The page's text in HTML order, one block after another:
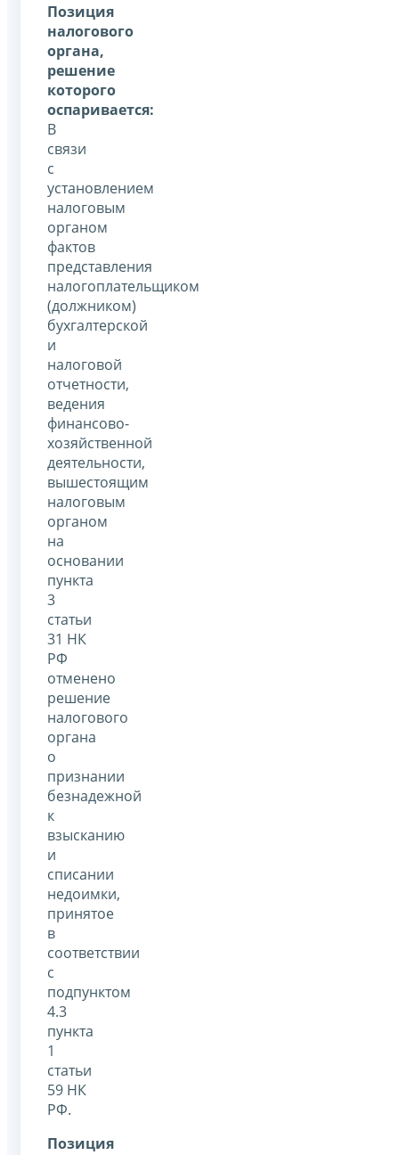
Позиция
налогового
органа,
решение
которого
оспаривается:
В
связи
с
установлением
налоговым
органом
фактов
представления
налогоплательщиком
(должником)
бухгалтерской
и
налоговой
отчетности,
ведения
финансово-
хозяйственной
деятельности,
вышестоящим
налоговым
органом
на
основании
пункта
3
статьи
31 НК
РФ
отменено
решение
налогового
органа
о
признании
безнадежной
к
взысканию
и
списании
недоимки,
принятое
в
соответствии
с
подпунктом
4.3
пункта
1
статьи
59 НК
РФ.
Позиция